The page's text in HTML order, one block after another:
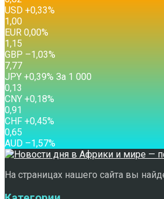
USD +0,33%
1,00
EUR 0,00%
1,15
GBP –1,03%
7,77
JPY +0,39% За 1 000
0,13
CNY +0,18%
0,91
CHF +0,45%
0,65
AUD –1,57%
На страницах нашего сайта вы